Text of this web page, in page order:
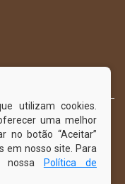
utilizam cookies.
uma melhor
no botão “Aceitar”
em nosso site. Para
nossa
Política de